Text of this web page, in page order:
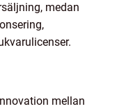
medan
mellan